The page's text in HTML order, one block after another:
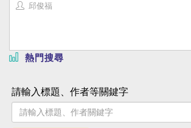
邱俊福
熱門搜尋
請輸入標題、作者等關鍵字